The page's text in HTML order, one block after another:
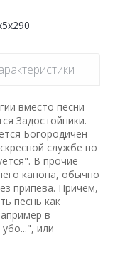
вместо песни
Задостойники.
Богородичен
службе по
В прочие
канона, обычно
припева. Причем,
песнь как
в
или